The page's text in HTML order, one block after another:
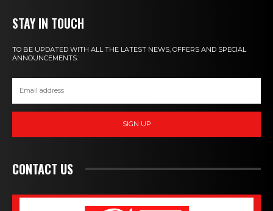
STAY IN TOUCH
TO BE UPDATED WITH ALL THE LATEST NEWS, OFFERS AND SPECIAL
ANNOUNCEMENTS.
SIGN UP
CONTACT US